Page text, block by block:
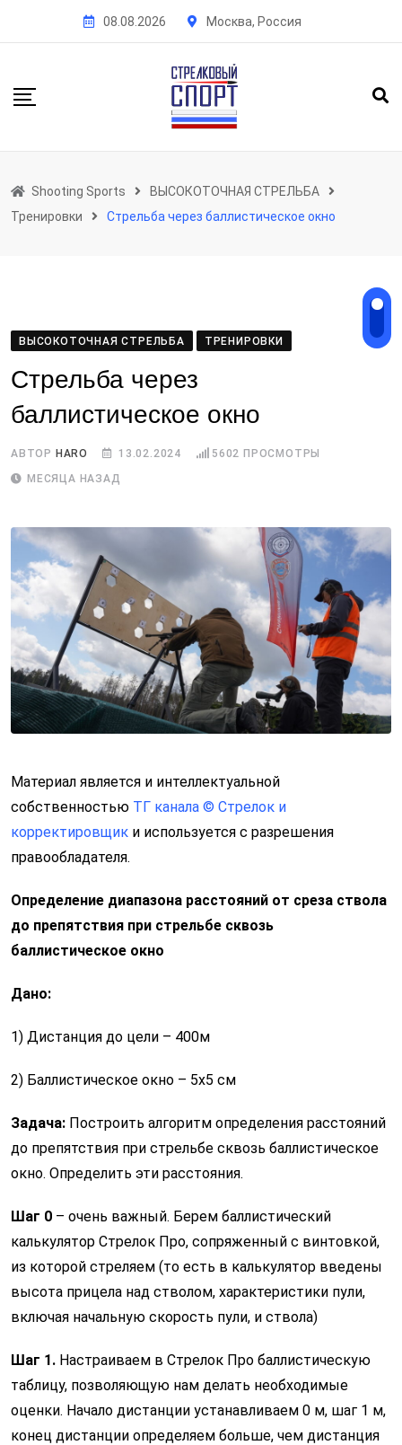
08.08.2026 Москва, Россия
Shooting Sports
ВЫСОКОТОЧНАЯ СТРЕЛЬБА
Тренировки
Стрельба через баллистическое окно
ВЫСОКОТОЧНАЯ СТРЕЛЬБА ТРЕНИРОВКИ
Стрельба через
баллистическое окно
АВТОР HARO 13.02.2024 5602 ПРОСМОТРЫ
МЕСЯЦА НАЗАД
Материал является и интеллектуальной
собственностью ТГ канала © Стрелок и
корректировщик и используется с разрешения
правообладателя.
Определение диапазона расстояний от среза ствола
до препятствия при стрельбе сквозь
баллистическое окно
Дано:
1) Дистанция до цели – 400м
2) Баллистическое окно – 5х5 см
Задача: Построить алгоритм определения расстояний
до препятствия при стрельбе сквозь баллистическое
окно. Определить эти расстояния.
Шаг 0 – очень важный. Берем баллистический
калькулятор Стрелок Про, сопряженный с винтовкой,
из которой стреляем (то есть в калькулятор введены
высота прицела над стволом, характеристики пули,
включая начальную скорость пули, и ствола)
Шаг 1. Настраиваем в Стрелок Про баллистическую
таблицу, позволяющую нам делать необходимые
оценки. Начало дистанции устанавливаем 0 м, шаг 1 м,
конец дистанции определяем больше, чем дистанция